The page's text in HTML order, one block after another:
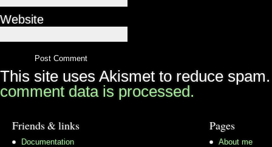
Website
This site uses Akismet to reduce
comment data is processed.
Friends & links
Documentation
Pages
About me